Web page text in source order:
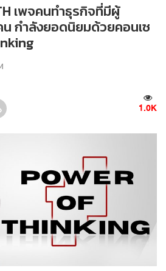
เพจคนทำธุรกิจที่มีผู้
น กำลังยอดนิยมด้วยคอนเซ
1.0K